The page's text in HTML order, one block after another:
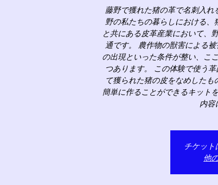
藤野で獲れた猪の革で名刺入
野の私たちの暮らしにおける
と共にある皮革産業において、
通です。 農作物の獣害による
の出現といった条件が整い、こ
つあります。 この体験で使う
て獲られた猪の皮をなめした
簡単に作ることができるキット
内容
チケット
他